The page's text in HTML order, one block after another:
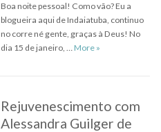
Boa noite pessoal! Como vão? Eu a
blogueira aqui de Indaiatuba, continuo
no corre né gente, graças à Deus! No
dia 15 de janeiro, …More Segundo
»
Rejuvenescimento com
Alessandra Guilger de